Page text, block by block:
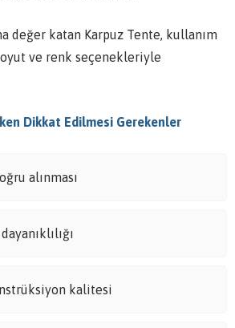
değer katan Karpuz Tente, kullanım
ve renk seçenekleriyle
Dikkat Edilmesi Gerekenler
alınması
kalitesi